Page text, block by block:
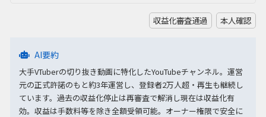
収益化審査通過 本人確認
AI要約
大手VTuberの切り抜き動画に特化したYouTubeチャンネル。運営
元の正式許諾のもと約3年運営し、登録者2万人超・再生も継続し
ています。過去の収益化停止は再審査で解消し現在は収益化有
効。収益は手数料等を除き全額受領可能。オーナー権限で安全に